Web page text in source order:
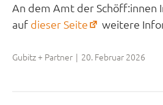
An dem Amt der Schöff:innen
auf dieser Seite
(öffnet
neuem
weitere
Gubitz + Partner | 20. Februar 2026